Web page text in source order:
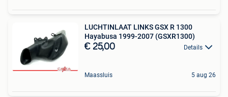
LUCHTINLAAT LINKS GSX R 1300
Hayabusa 1999-2007 (GSXR1300)
€ 25,00 Details
Maassluis 5 aug 26